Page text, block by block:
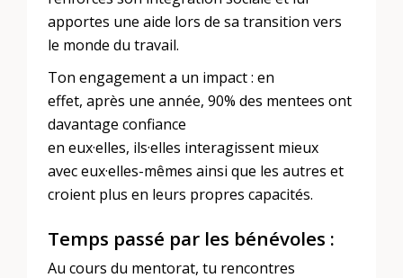
apportes une aide lors de sa transition vers
le monde du travail.
Ton engagement a un impact : en
effet, après une année, 90% des mentees ont
davantage confiance
en eux·elles, ils·elles interagissent mieux
avec eux·elles-mêmes ainsi que les autres et
croient plus en leurs propres capacités.
Temps passé par les bénévoles :
Au cours du mentorat, tu rencontres